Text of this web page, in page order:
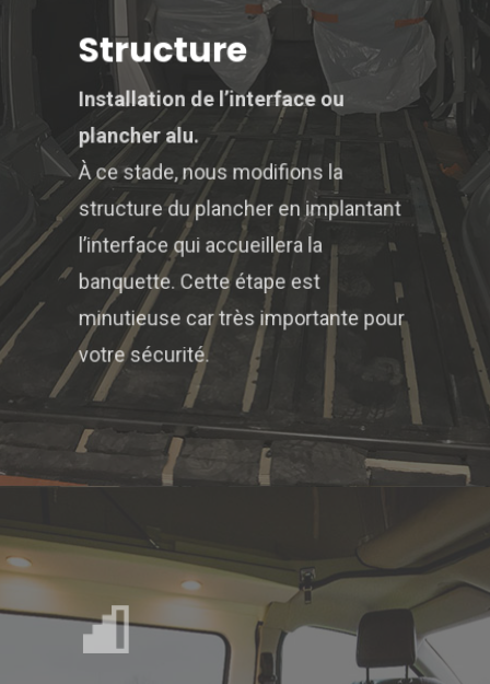
Structure
Installation de l’interface ou
plancher alu.
À ce stade, nous modifions la
structure du plancher en implantant
l’interface qui accueillera la
banquette. Cette étape est
minutieuse car très importante pour
votre sécurité.